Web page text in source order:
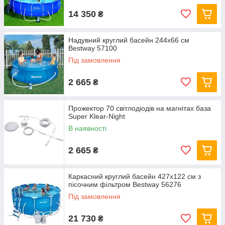
14 350 ₴
Надувний круглий басейн 244х66 см
Bestway 57100
Під замовлення
2 665 ₴
Прожектор 70 світлодіодів на магнітах база
Super Klear-Night
В наявності
2 665 ₴
Каркасний круглий басейн 427x122 см з
пісочним фільтром Bestway 56276
Під замовлення
21 730 ₴